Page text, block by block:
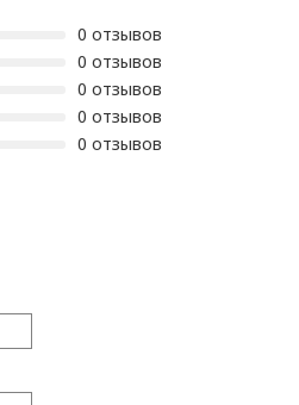
0 отзывов
0 отзывов
0 отзывов
0 отзывов
0 отзывов